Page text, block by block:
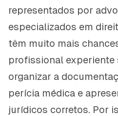
representados por
especializados em
têm muito mais
profissional experiente
organizar a
perícia médica e
jurídicos corretos. Por